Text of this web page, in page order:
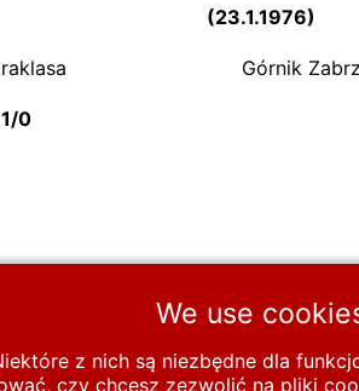
(23.1.1976)
Górnik
/
Zawodnicy O-Ś R ROGALSKI
We use
z nich są niezbędne dla
czy chcesz zezwolić na pliki